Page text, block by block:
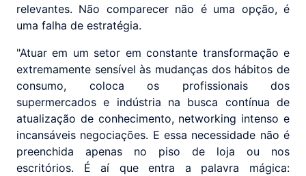
relevantes. Não comparecer não é uma opção, é
uma falha de estratégia.
"Atuar em um setor em constante transformação e
extremamente sensível às mudanças dos hábitos de
consumo, coloca os profissionais dos
supermercados e indústria na busca contínua de
atualização de conhecimento, networking intenso e
incansáveis negociações. E essa necessidade não é
preenchida apenas no piso de loja ou nos
escritórios. É aí que entra a palavra mágica: